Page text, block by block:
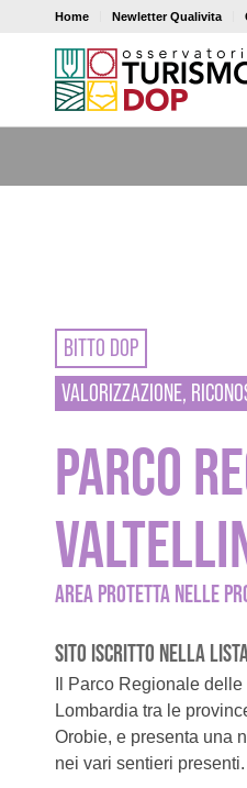
Home Newletter Qualivita
BITTO DOP
VALORIZZAZIONE,
PARCO
AREA PROTETTA NELLE
SITO ISCRITTO NELLA
Il Parco Regionale
Lombardia tra le
Orobie, e presenta una
nei vari sentieri